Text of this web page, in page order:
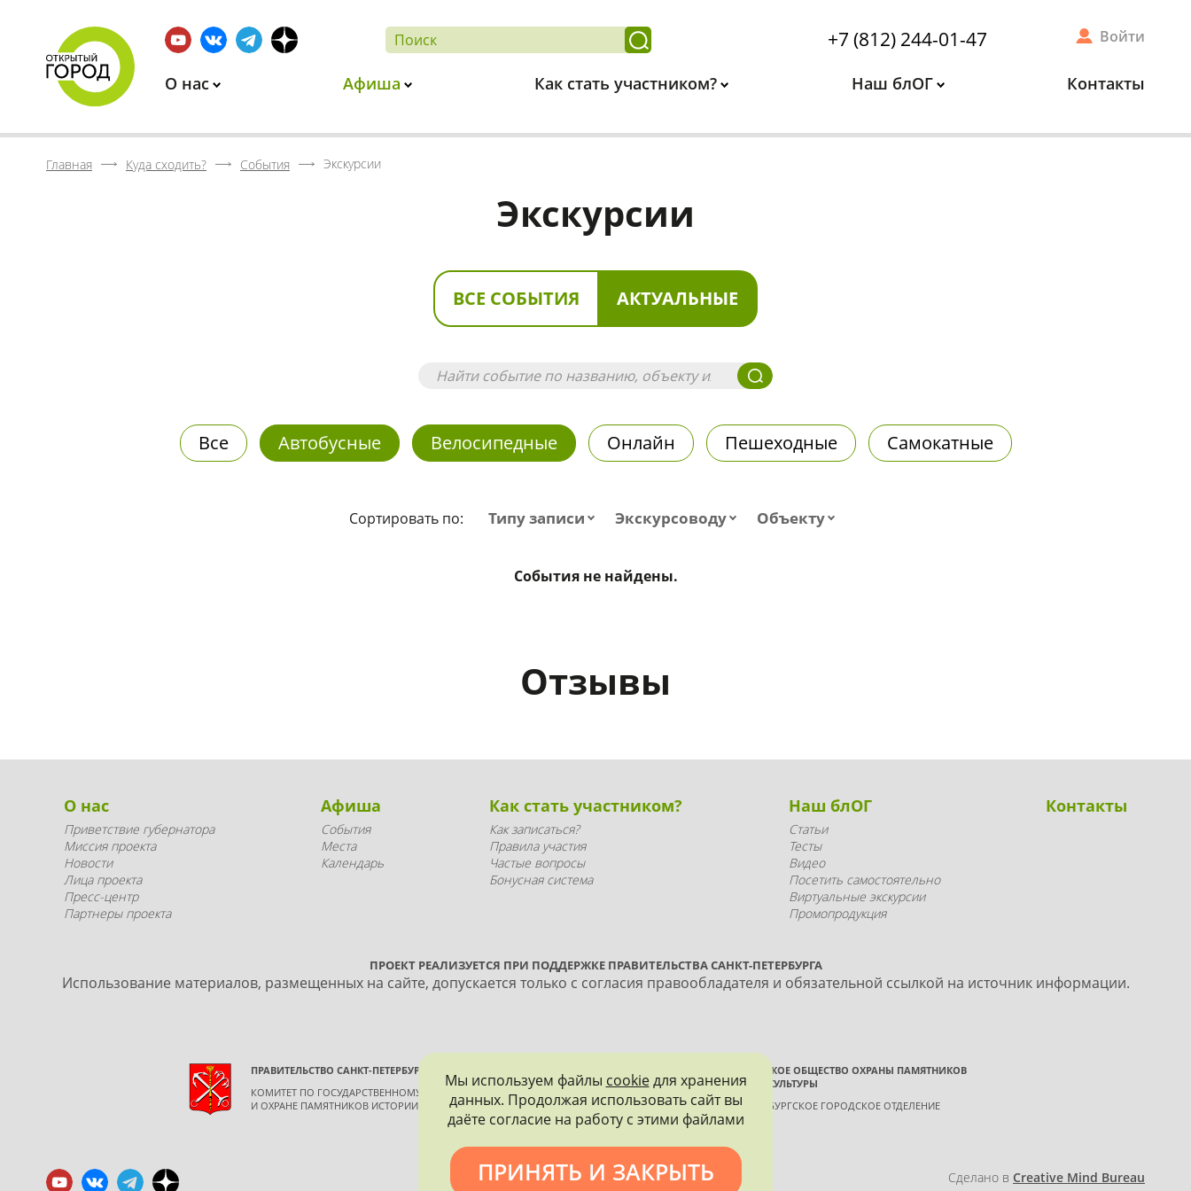
+7 (812) 244-01-47 Войти
О нас Афиша Как стать участником? Наш блОГ Контакты
Главная Куда сходить? События Экскурсии
Экскурсии
ВСЕ СОБЫТИЯ АКТУАЛЬНЫЕ
Все Автобусные Велосипедные Онлайн Пешеходные Самокатные
Сортировать по: Типу записи Экскурсоводу Объекту
События не найдены.
Отзывы
О нас
Приветствие губернатора
Миссия проекта
Новости
Лица проекта
Пресс-центр
Партнеры проекта
Афиша
События
Места
Календарь
Как стать участником?
Как записаться?
Правила участия
Частые вопросы
Бонусная система
Наш блОГ
Статьи
Тесты
Видео
Посетить самостоятельно
Виртуальные экскурсии
Промопродукция
Контакты
ПРОЕКТ РЕАЛИЗУЕТСЯ ПРИ ПОДДЕРЖКЕ ПРАВИТЕЛЬСТВА САНКТ-ПЕТЕРБУРГА
Использование материалов, размещенных на сайте, допускается только с согласия правообладателя и обязательной ссылкой на источник информации.
ПРАВИТЕЛЬСТВО САНКТ-ПЕТЕРБУРГА
КОМИТЕТ ПО ГОСУДАРСТВЕННОМУ КОНТРОЛЮ, ИСПОЛЬЗОВАНИЮ
И ОХРАНЕ ПАМЯТНИКОВ ИСТОРИИ И КУЛЬТУРЫ
ВСЕРОССИЙСКОЕ ОБЩЕСТВО ОХРАНЫ ПАМЯТНИКОВ
ИСТОРИИ И КУЛЬТУРЫ
САНКТ-ПЕТЕРБУРГСКОЕ ГОРОДСКОЕ ОТДЕЛЕНИЕ
Политика конфиденциальности Сделано в Creative Mind Bureau
Мы используем файлы cookieдля хранения
данных. Продолжая использовать сайт вы
даёте согласие на работу с этими файлами
ПРИНЯТЬ И ЗАКРЫТЬ